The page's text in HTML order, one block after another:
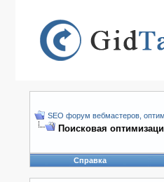
SEO форум вебмастеров,
Поисковая
Справка